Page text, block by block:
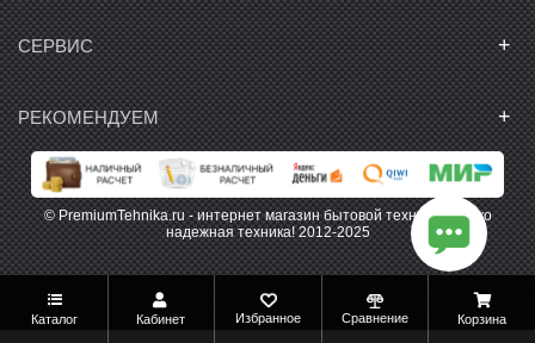
Каталог Кабинет Избранное Сравнение Корзина
СЕРВИС +
РЕКОМЕНДУЕМ +
© PremiumTehnika.ru - интернет магазин бытовой техники. Только
надежная техника! 2012-2025